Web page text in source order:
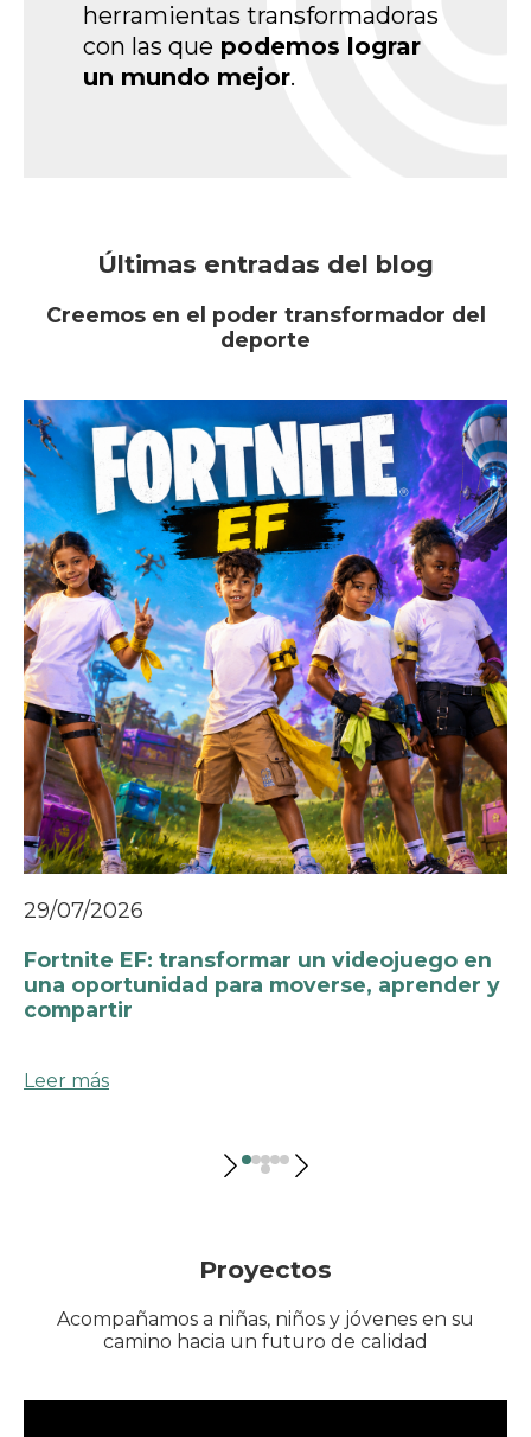
herramientas transformadoras
con las que podemos lograr
un mundo mejor.
Últimas entradas del blog
Creemos en el poder transformador del
deporte
29/07/2026
Fortnite EF: transformar un videojuego en
una oportunidad para moverse, aprender y
compartir
Leer más
Proyectos
Acompañamos a niñas, niños y jóvenes en su
camino hacia un futuro de calidad